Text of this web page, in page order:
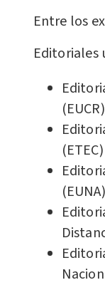
Entre los
Editoriales
(EUCR)
(ETEC)
(EUNA)